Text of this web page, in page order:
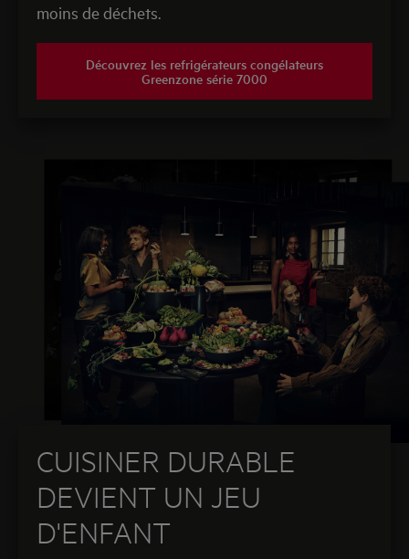
moins de déchets.
Découvrez les refrigérateurs congélateurs
Greenzone série 7000
CUISINER DURABLE
DEVIENT UN JEU
D'ENFANT